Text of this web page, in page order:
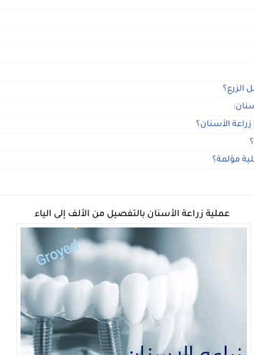
الزرع؟
الأسنان؟
مؤلمة؟
عملية زراعة الأسنان بالتفصيل من الألف إلى الياء